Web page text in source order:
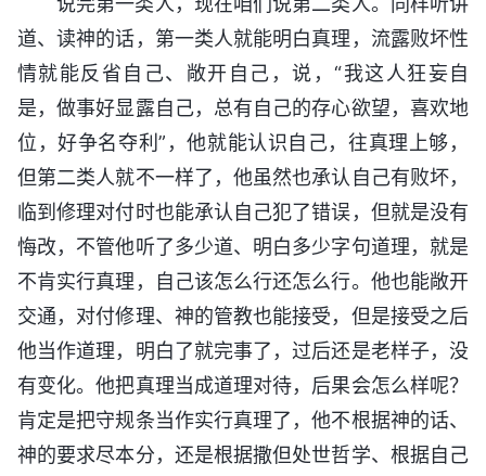
道、读神的话，第一类人就能明白真理，流露败坏性
情就能反省自己、敞开自己，说，“我这人狂妄自
是，做事好显露自己，总有自己的存心欲望，喜欢地
位，好争名夺利”，他就能认识自己，往真理上够，
但第二类人就不一样了，他虽然也承认自己有败坏，
临到修理对付时也能承认自己犯了错误，但就是没有
悔改，不管他听了多少道、明白多少字句道理，就是
不肯实行真理，自己该怎么行还怎么行。他也能敞开
交通，对付修理、神的管教也能接受，但是接受之后
他当作道理，明白了就完事了，过后还是老样子，没
有变化。他把真理当成道理对待，后果会怎么样呢？
肯定是把守规条当作实行真理了，他不根据神的话、
神的要求尽本分，还是根据撒但处世哲学、根据自己